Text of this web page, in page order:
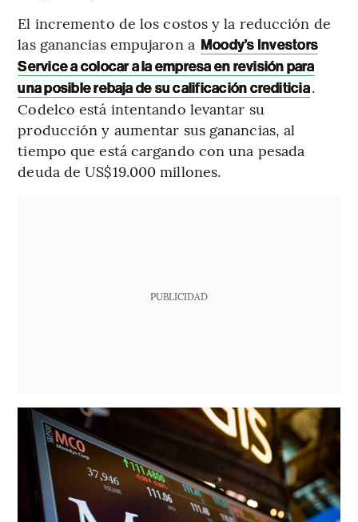
El incremento de los costos y la reducción de
las ganancias empujaron a Moody’s Investors
Service a colocar a la empresa en revisión para
una posible rebaja de su calificación crediticia.
Codelco está intentando levantar su
producción y aumentar sus ganancias, al
tiempo que está cargando con una pesada
deuda de US$19.000 millones.
PUBLICIDAD